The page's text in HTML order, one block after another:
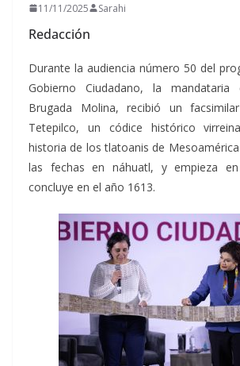
11/11/2025 Sarahi
Redacción
Durante la audiencia número 50 del
Gobierno Ciudadano, la mandataria
Brugada Molina, recibió un
Tetepilco, un códice histórico
historia de los tlatoanis de
las fechas en náhuatl, y empieza
concluye en el año 1613.